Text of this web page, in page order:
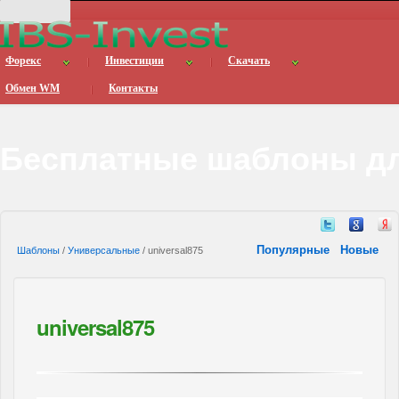
Форекс Инвестиции Скачать
Обмен WM Контакты
Шаблоны / Универсальные / universal875 Популярные Новые
universal875